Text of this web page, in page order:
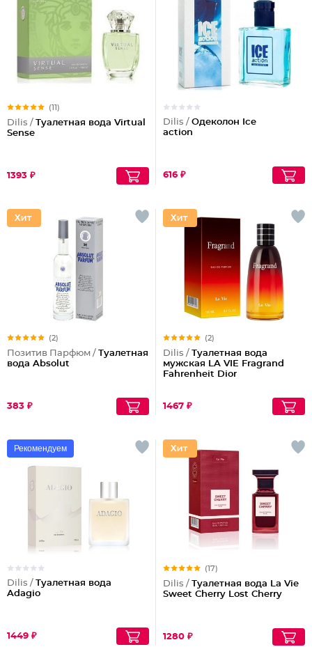
(11)
Dilis /
Туалетная вода Virtual
Sense
1393 ₽
Dilis / Одеколон Ice
action
616 ₽
(2)
Позитив Парфюм /
Туалетная
вода Absolut
383 ₽
(2)
Dilis /
Туалетная вода
мужская LA VIE Fragrand
Fahrenheit Dior
1467 ₽
Рекомендуем
Dilis /
Туалетная вода
Adagio
1449 ₽
(17)
Dilis /
Туалетная вода La Vie
Sweet Cherry Lost Cherry
1280 ₽